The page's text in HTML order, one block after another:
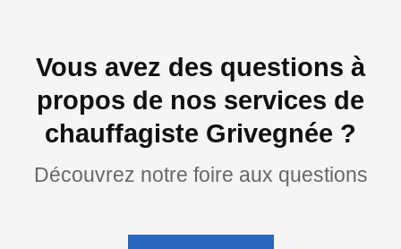
Vous avez des questions à
propos de nos services de
chauffagiste Grivegnée ?
Découvrez notre foire aux questions